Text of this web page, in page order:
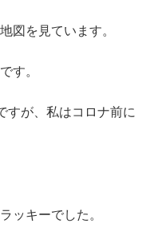
図を見ています。
す。
すが、私はコロナ前に
ッキーでした。